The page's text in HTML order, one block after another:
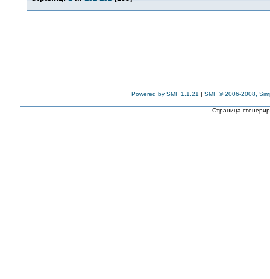
Powered by SMF 1.1.21 | SMF © 2006-2008,
Страница